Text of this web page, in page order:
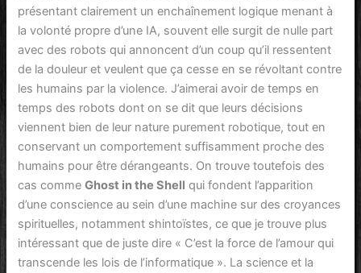
présentant clairement un enchaînement logique menant à
la volonté propre d’une IA, souvent elle surgit de nulle part
avec des robots qui annoncent d’un coup qu’il ressentent
de la douleur et veulent que ça cesse en se révoltant contre
les humains par la violence. J’aimerai avoir de temps en
temps des robots dont on se dit que leurs décisions
viennent bien de leur nature purement robotique, tout en
conservant un comportement suffisamment proche des
humains pour être dérangeants. On trouve toutefois des
cas commeGhost in the Shell qui fondent l’apparition
d’une conscience au sein d’une machine sur des croyances
spirituelles, notamment shintoïstes, ce que je trouve plus
intéressant que de juste dire « C’est la force de l’amour qui
transcende les lois de l’informatique ». La science et la